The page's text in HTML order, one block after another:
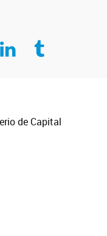
Compartir en Linkedin Compartir en Tumblr